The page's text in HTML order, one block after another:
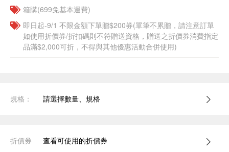
箱購(699免基本運費)
即日起-9/1 不限金額下單贈$200券(單筆不累贈，請注意訂單
如使用折價券/折扣碼則不符贈送資格，贈送之折價券消費指定
品滿$2,000可折，不得與其他優惠活動合併使用)
規格： 請選擇數量、規格
折價券 查看可使用的折價券